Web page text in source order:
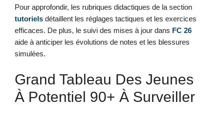
Pour approfondir, les rubriques didactiques de la section
tutoriels détaillent les réglages tactiques et les exercices
efficaces. De plus, le suivi des mises à jour dans FC 26
aide à anticiper les évolutions de notes et les blessures
simulées.
Grand Tableau Des Jeunes
À Potentiel 90+ À Surveiller